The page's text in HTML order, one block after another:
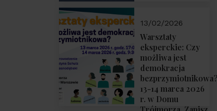
13/02/2026
Warsztaty
eksperckie: Czy
możliwa jest
demokracja
13-14 marca 2026
r. w Domu